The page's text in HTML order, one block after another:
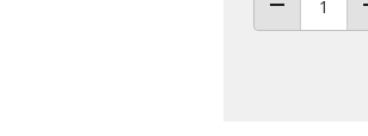
ANZAHL